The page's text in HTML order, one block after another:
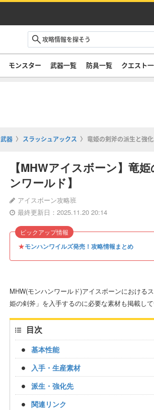
モンスター 武器一覧 防具一覧 クエスト
武器 スラッシュアックス 竜姫の剣斧の派生と強
【MHWアイスボーン】竜
ンワールド】
アイスボーン攻略班
最終更新日：2025.11.20 20:14
★モンハンワイルズ発売！攻略情報まとめ
ピックアップ情報
MHW(モンハンワールド)アイスボーンにおける
姫の剣斧」を入手するのに必要な素材も掲載して
目次
基本性能
入手・生産素材
派生・強化先
関連リンク